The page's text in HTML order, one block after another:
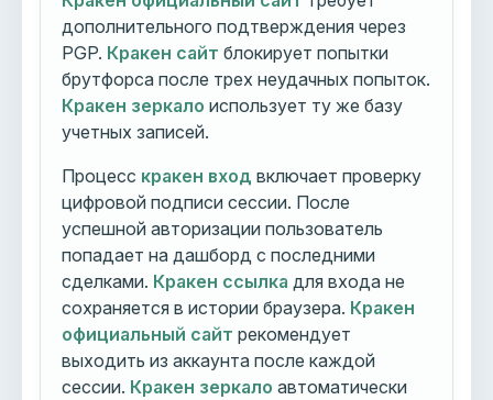
дополнительного подтверждения через
PGP. Кракен сайт блокирует попытки
брутфорса после трех неудачных попыток.
Кракен зеркало использует ту же базу
учетных записей.
Процесс кракен вход включает проверку
цифровой подписи сессии. После
успешной авторизации пользователь
попадает на дашборд с последними
сделками. Кракен ссылка для входа не
сохраняется в истории браузера. Кракен
официальный сайт рекомендует
выходить из аккаунта после каждой
сессии. Кракен зеркало автоматически